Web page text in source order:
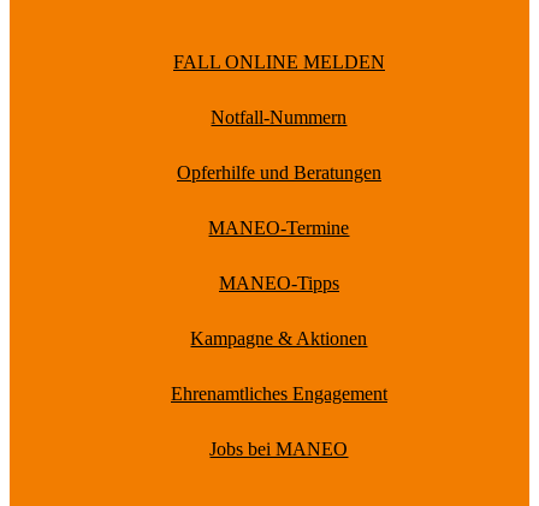
FALL ONLINE MELDEN
Notfall-Nummern
Opferhilfe und Beratungen
MANEO-Termine
MANEO-Tipps
Kampagne & Aktionen
Ehrenamtliches Engagement
Jobs bei MANEO